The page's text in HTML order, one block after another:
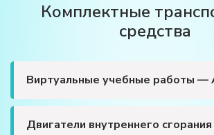
Комплектные
средства
Виртуальные учебные работы
Двигатели внутреннего сгорания